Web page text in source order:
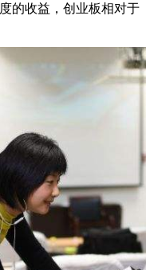
的收益，创业板相对于